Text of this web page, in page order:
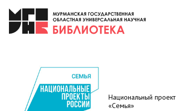
Национальный проект
«Семья»